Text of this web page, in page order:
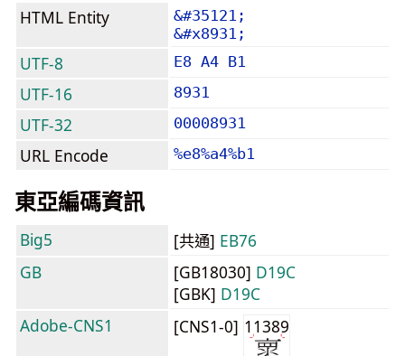
HTML Entity
&#35121;
&#x8931;
UTF-8 E8 A4 B1
UTF-16 8931
UTF-32 00008931
URL Encode %e8%a4%b1
東亞編碼資訊
Big5 [共通] EB76
GB
[GB18030] D19C
[GBK] D19C
Adobe-CNS1
[CNS1-0] 11389